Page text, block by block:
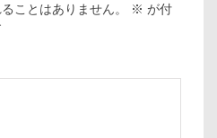
ことはありません。 ※ が付